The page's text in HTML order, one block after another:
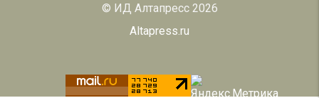
© ИД Алтапресс 2026
Altapress.ru